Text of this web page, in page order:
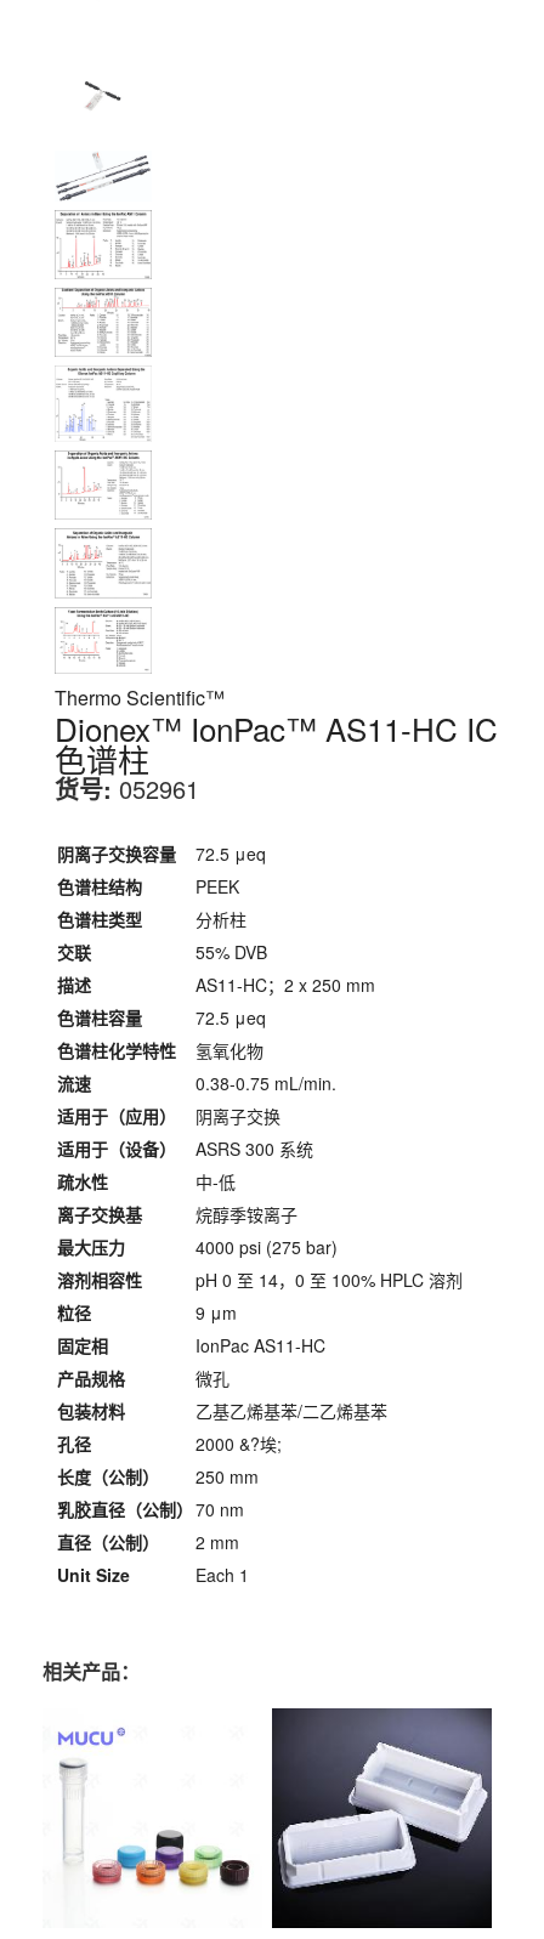
Thermo Scientific™
Dionex™ IonPac™ AS11-HC IC
色谱柱
货号: 052961
阴离子交换容量
72.5 μeq
色谱柱结构
PEEK
色谱柱类型
分析柱
交联
55% DVB
描述
AS11-HC；2 x 250 mm
色谱柱容量
72.5 μeq
色谱柱化学特性
氢氧化物
流速
0.38-0.75 mL/min.
适用于（应用）
阴离子交换
适用于（设备）
ASRS 300 系统
疏水性
中-低
离子交换基
烷醇季铵离子
最大压力
4000 psi (275 bar)
溶剂相容性
pH 0 至 14，0 至 100% HPLC 溶剂
粒径
9 μm
固定相
IonPac AS11-HC
产品规格
微孔
包装材料
乙基乙烯基苯/二乙烯基苯
孔径
2000 &?埃;
长度（公制）
250 mm
乳胶直径（公制） 70 nm
直径（公制）
2 mm
Unit Size
Each 1
相关产品：